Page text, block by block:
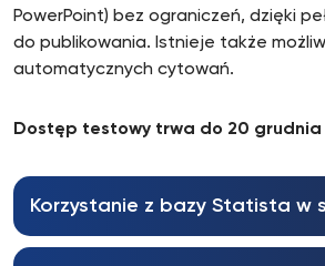
PowerPoint) bez ograniczeń, dzięki
do publikowania. Istnieje także
automatycznych cytowań.
Dostęp testowy trwa do 20 grudnia
Korzystanie z bazy Statista w